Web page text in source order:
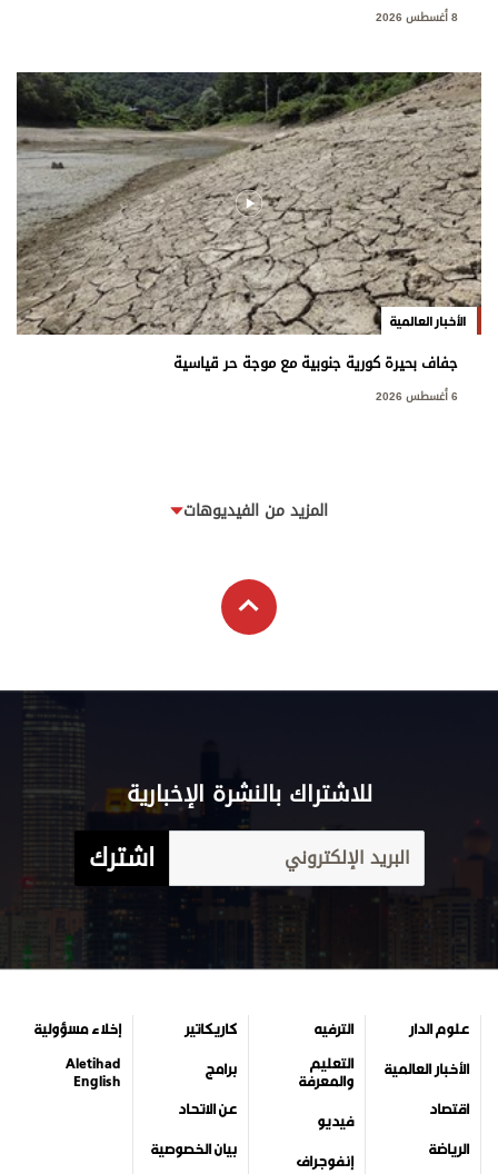
8 أغسطس 2026
الأخبار العالمية
جفاف بحيرة كورية جنوبية مع موجة حر قياسية
6 أغسطس 2026
المزيد من الفيديوهات
للاشتراك بالنشرة الإخبارية
اشترك
علوم الدار
الأخبار العالمية
اقتصاد
الرياضة
الترفيه
التعليم
والمعرفة
فيديو
إنفوجراف
كاريكاتير
برامج
عن الاتحاد
بيان الخصوصية
إخلاء مسؤولية
Aletihad
English